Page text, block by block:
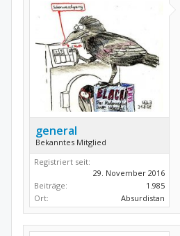
general
Bekanntes Mitglied
Registriert seit:
29. November 2016
Beiträge:
1.985
Ort:
Absurdistan